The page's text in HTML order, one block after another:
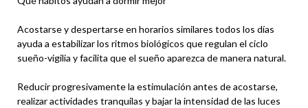
Acostarse y despertarse en horarios similares todos los días
ayuda a estabilizar los ritmos biológicos que regulan el ciclo
sueño-vigilia y facilita que el sueño aparezca de manera natural.
Reducir progresivamente la estimulación antes de acostarse,
realizar actividades tranquilas y bajar la intensidad de las luces